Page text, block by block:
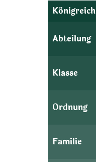
Königreich
Abteilung
Klasse
Ordnung
Familie